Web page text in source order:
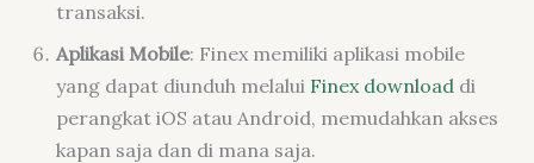
transaksi.
Aplikasi Mobile: Finex memiliki aplikasi mobile
yang dapat diunduh melalui Finex download di
perangkat iOS atau Android, memudahkan akses
kapan saja dan di mana saja.